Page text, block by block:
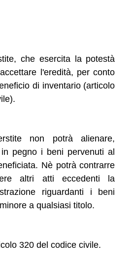
che esercita la potestà
l'eredità, per conto
di inventario (articolo
non potrà alienare,
pegno i beni pervenuti al
Nè potrà contrarre
altri atti eccedenti la
riguardanti i beni
a qualsiasi titolo.
320 del codice civile.